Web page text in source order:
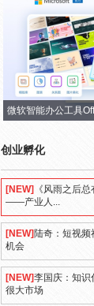
微软智能办公工具
创业孵化
[NEW]
《风雨之后总
——产业人...
[NEW] 陆奇：短视频
机会
[NEW]李国庆：知识
很大市场